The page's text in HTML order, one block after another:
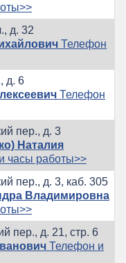
д. 32
Телефон
д. 6
Телефон
пер., д. 3
Наталия
часы работы>>
пер., д. 3, каб. 305
Владимировна
пер., д. 21, стр. 6
Телефон и